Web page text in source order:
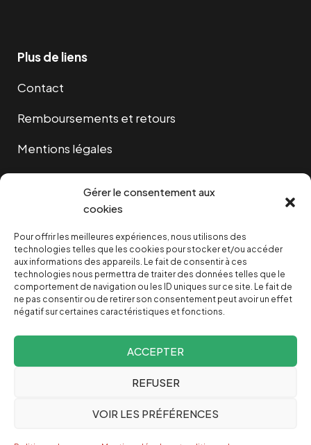
Gérer le consentement aux
cookies
Pour offrir les meilleures expériences, nous utilisons des
technologies telles que les cookies pour stocker et/ou accéder
aux informations des appareils. Le fait de consentir à ces
technologies nous permettra de traiter des données telles que le
comportement de navigation ou les ID uniques sur ce site. Le fait de
ne pas consentir ou de retirer son consentement peut avoir un effet
négatif sur certaines caractéristiques et fonctions.
ACCEPTER
REFUSER
VOIR LES PRÉFÉRENCES
Plus de liens
Contact
Remboursements et retours
Mentions légales
NOUS SOUTENIR
NOTRE NEWSLETTER
pour le changer